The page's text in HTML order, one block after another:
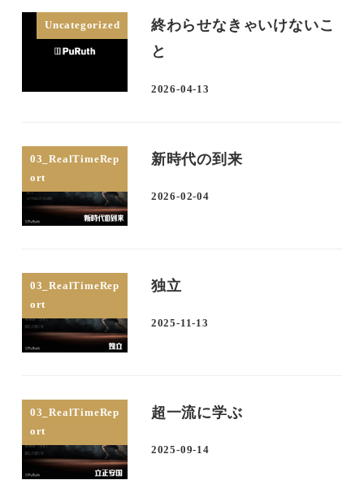
Uncategorized
終わらせなきゃいけないこ
と
2026-04-13
03_RealTimeRep
ort
新時代の到来
2026-02-04
03_RealTimeRep
ort
独立
2025-11-13
03_RealTimeRep
ort
超一流に学ぶ
2025-09-14